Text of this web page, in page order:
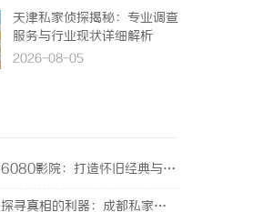
天津私家侦探揭秘：专业调查
服务与行业现状详细解析
2026-08-05
6080影院：打造怀旧经典与现代影视的完美观影天堂
探寻真相的利器：成都私家侦探服务全解析